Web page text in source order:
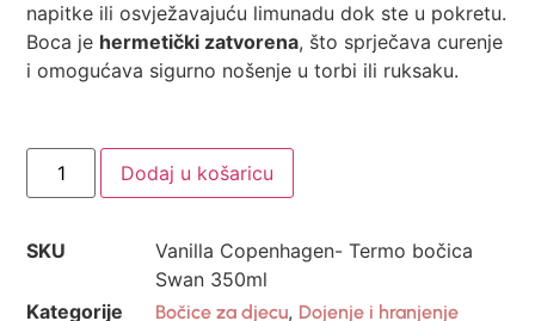
napitke ili osvježavajuću limunadu dok ste u pokretu.
Boca je hermetički zatvorena, što sprječava curenje
i omogućava sigurno nošenje u torbi ili ruksaku.
Dodaj u košaricu
SKU
Vanilla Copenhagen- Termo bočica
Swan 350ml
Kategorije
Bočice za djecu, Dojenje i hranjenje